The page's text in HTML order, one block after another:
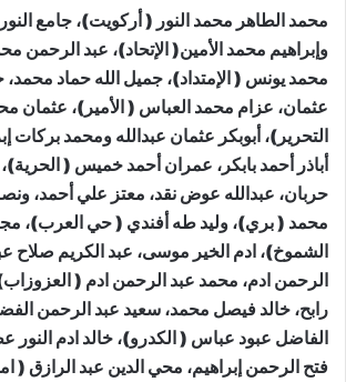
محمد الطاهر محمد النور ( أركويت)، جامع
وإبراهيم محمد الأمين( الإتحاد)، عبد الرحمن
محمد يونس ( الإمتداد)، جميل الله حماد
عثمان، عزام محمد العباس ( الأمير)، عثمان
التحرير)، أبوبكر عثمان عبدالله ومحمد بركات
أباذر أحمد بابكر، عمران أحمد خميس (
حربان، عبدالله عوض نقد، معتز علي أحمد،
محمد ( بري)، وليد طه أفندي ( حي العرب)،
الشموخ)، ادم الخير موسى، عبد الكريم صلاح
الرحمن ادم، محمد عبد الرحمن ادم (
رابح، خالد فيصل محمد، سعيد عبد الرحمن
الفاضل عبود عباس ( الكدرو)، خالد ادم النور
فتح الرحمن إبراهيم، محي الدين عبد الرازق (